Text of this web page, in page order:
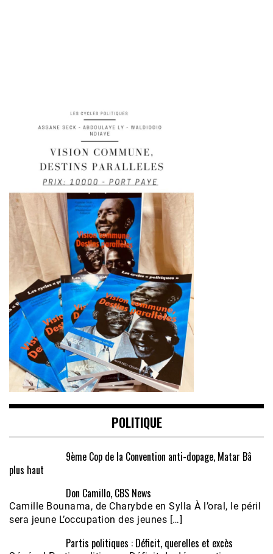
POLITIQUE
9ème Cop de la Convention anti-dopage, Matar Bâ
plus haut
Don Camillo, CBS News
Camille Bounama, de Charybde en Sylla À l’oral, le péril
sera jeune L’occupation des jeunes […]
Partis politiques : Déficit, querelles et excès